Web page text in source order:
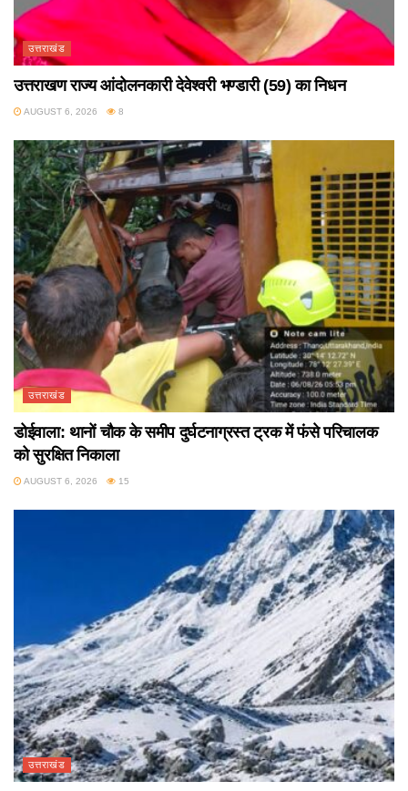
उत्तराखंड
उत्तराखण राज्य आंदोलनकारी देवेश्वरी भण्डारी (59) का निधन
AUGUST 6, 2026 8
उत्तराखंड
डोईवाला: थानों चौक के समीप दुर्घटनाग्रस्त ट्रक में फंसे परिचालक
को सुरक्षित निकाला
AUGUST 6, 2026 15
उत्तराखंड